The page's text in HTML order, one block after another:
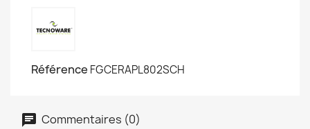
Référence FGCERAPL802SCH
Commentaires (0)